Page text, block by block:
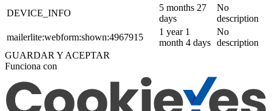
DEVICE_INFO
5 months 27
days
No
description
mailerlite:webform:shown:4967915
1 year 1
month 4 days
No
description
GUARDAR Y ACEPTAR
Funciona con